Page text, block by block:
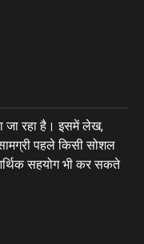
जा रहा है। इसमें लेख,
पहले किसी सोशल
सहयोग भी कर सकते